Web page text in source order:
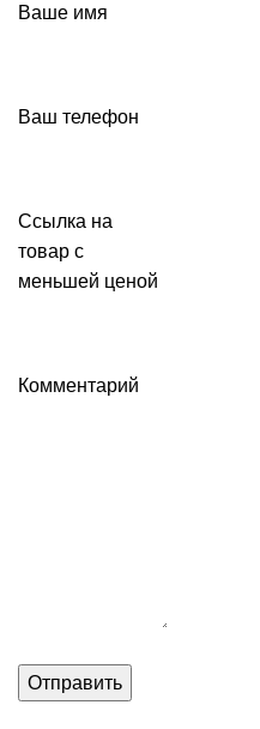
Ваше имя
Ваш телефон
Ссылка на
товар с
меньшей ценой
Комментарий